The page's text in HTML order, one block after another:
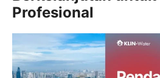
Profesional